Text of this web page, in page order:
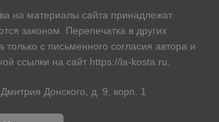
на материалы сайта принадлежат
законом. Перепечатка в других
только с письменного согласия автора и
ссылки на сайт https://la-kosta.ru
Донского, д. 9, корп. 1